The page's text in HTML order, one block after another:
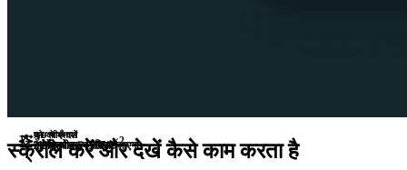
AI ने बनाया
2k दोहराव · 45मिनट
कुछ भी बदलें
2.0कि.मी. @ 3′55″×2
प्ले दबाएँ
हर रेप बोलकर बताया जाएगा
स्क्रॉल करें और देखें कैसे काम करता है